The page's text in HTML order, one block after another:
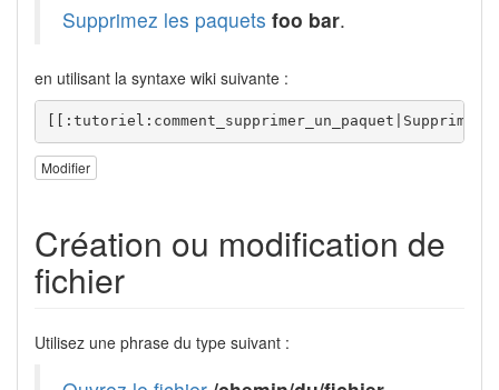
Supprimez les paquets foo bar.
en utilisant la syntaxe wiki suivante :
Modifier
Création ou modification de
fichier
Utilisez une phrase du type suivant :